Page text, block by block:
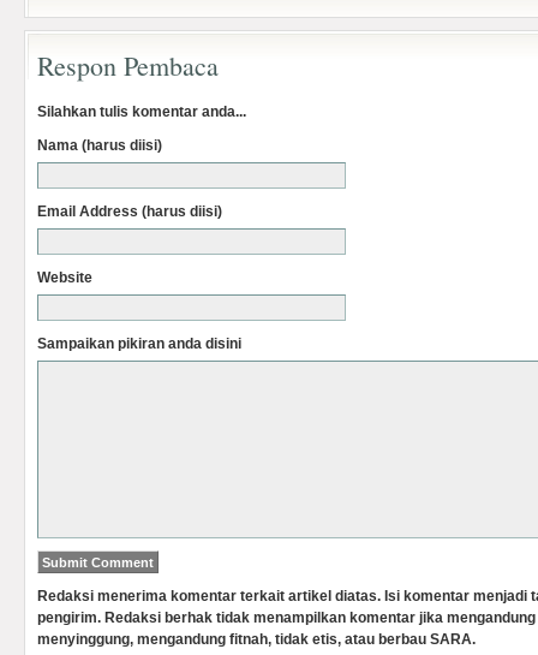
Respon Pembaca
Silahkan tulis komentar anda...
Nama (harus diisi)
Email Address (harus diisi)
Website
Sampaikan pikiran anda disini
Redaksi menerima komentar terkait artikel diatas. Isi komentar menjadi
pengirim. Redaksi berhak tidak menampilkan komentar jika
menyinggung, mengandung fitnah, tidak etis, atau berbau SARA.